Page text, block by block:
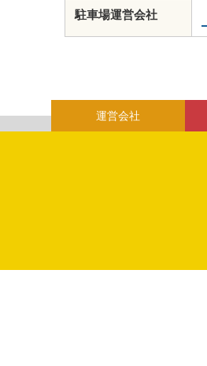
駐車場運営会社
運営会社